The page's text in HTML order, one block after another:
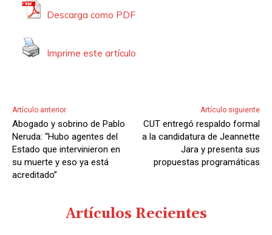
Descarga como PDF
Imprime este artículo
Artículo anterior
Abogado y sobrino de Pablo
Neruda: “Hubo agentes del
Estado que intervinieron en
su muerte y eso ya está
acreditado”
Artículo siguiente
CUT entregó respaldo formal
a la candidatura de Jeannette
Jara y presenta sus
propuestas programáticas
Artículos Recientes